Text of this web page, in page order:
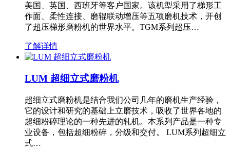
美国、英国、西班牙等客户国家。该机型采用了梯形工
作面、柔性连接、磨辊联动增压等五项磨机技术，开创
了超压梯形磨粉机的世界水平。TGM系列超压…
了解详情
LUM 超细立式磨粉机
超细立式磨粉机是结合我们公司几年的磨机生产经验，
它的设计和研究的基础上立磨技术，吸收了世界各地的
超细粉碎理论的一种先进的轧机。本系列产品是一种专
业设备，包括超细粉碎，分级和交付。 LUM系列超细立
式…